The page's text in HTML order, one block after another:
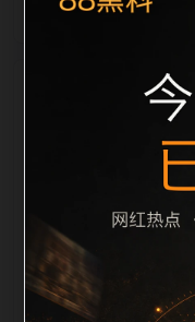
栏目内容归集
之间识别一致主题
程图片本地化、坏
description 长度过
面，应通过不同角
题或专题入口，降
保留同类推荐、上